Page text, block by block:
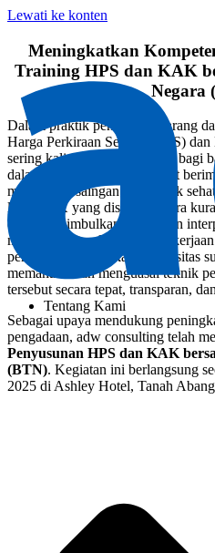
Lewati ke konten
Tentang Kami
Meningkatkan
Training HPS dan KAK
Negara
Dalam praktik pengadaan barang
Harga Perkiraan Sendiri (HPS)
sering kali menjadi tantangan bagi
dalam menghitung HPS dapat
maupun persaingan yang tidak
lain, KAK yang disusun secara
dapat menimbulkan perbedaan
menghambat pelaksanaan
pentingnya peningkatan kapasitas
memahami dan menguasai teknik
tersebut secara tepat, transparan,
Sebagai upaya mendukung
pengadaan, adw consulting telah
Penyusunan HPS dan KAK
(BTN). Kegiatan ini berlangsung
2025 di Ashley Hotel, Tanah